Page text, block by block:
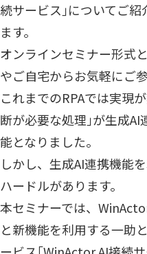
続サービス｣についてご
ます。
オンラインセミナー形式
やご自宅からお気軽にご
これまでのRPAでは実現
断が必要な処理｣が生成
能となりました。
しかし、生成AI連携機能
ハードルがあります。
本セミナーでは、
と新機能を利用する一助